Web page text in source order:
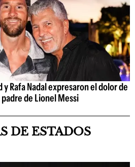
Rafa Nadal expresaron el dolor de
de Lionel Messi
DE ESTADOS